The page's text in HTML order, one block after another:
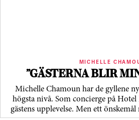
MICHELLE
”GÄSTERNA BLIR
Michelle Chamoun har de gyllene
högsta nivå. Som concierge på
gästens upp­levelse. Men ett